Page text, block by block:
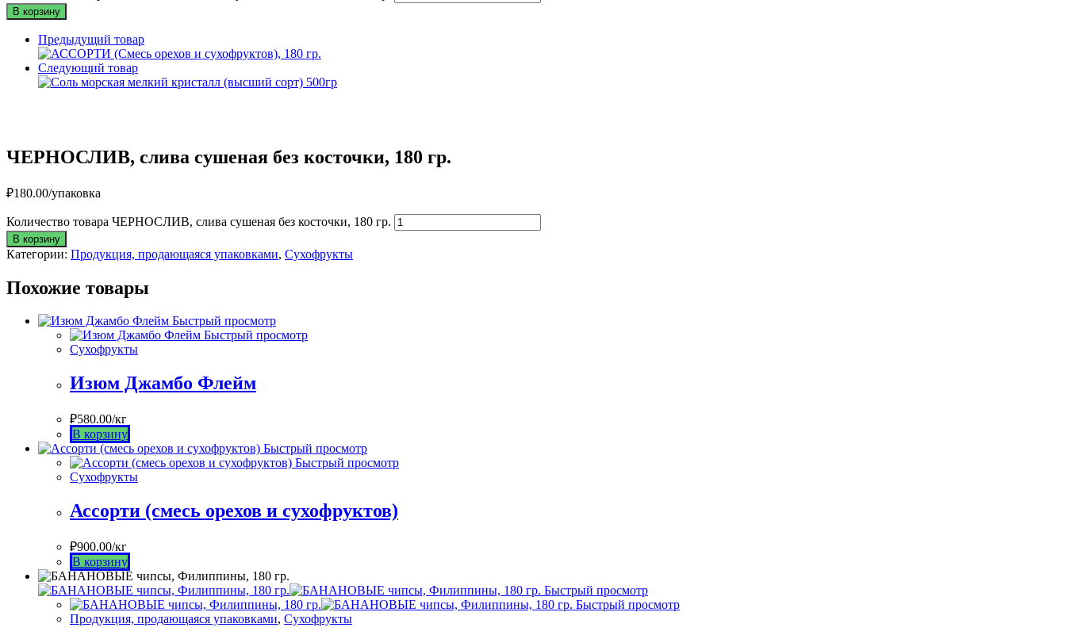
В корзину
Предыдущий товар
Следующий товар
ЧЕРНОСЛИВ, слива сушеная без косточки, 180 гр.
₽180.00/упаковка
Количество товара ЧЕРНОСЛИВ, слива сушеная без косточки, 180 гр.
В корзину
Категории: Продукция, продающаяся упаковками, Сухофрукты
Похожие товары
Быстрый просмотр
Быстрый просмотр
Сухофрукты
Изюм Джамбо Флейм
₽580.00/кг
В корзину
Быстрый просмотр
Быстрый просмотр
Сухофрукты
Ассорти (смесь орехов и сухофруктов)
₽900.00/кг
В корзину
Быстрый просмотр
Быстрый просмотр
Продукция, продающаяся упаковками, Сухофрукты